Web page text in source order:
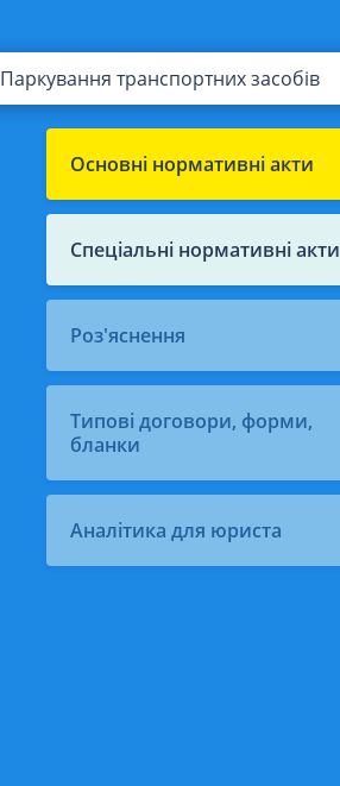
Паркування транспортних засобів
Основні нормативні акти
Спеціальні нормативні акти
Роз'яснення
Типові договори, форми,
бланки
Аналітика для юриста